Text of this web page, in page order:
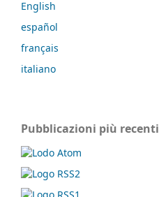
English
español
français
italiano
Pubblicazioni più recenti